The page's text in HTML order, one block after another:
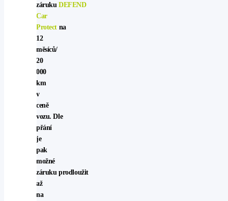
zárukuDEFEND
Car
Protect na
12
měsíců/
20
000
km
v
ceně
vozu. Dle
přání
je
pak
možné
záruku prodloužit
až
na